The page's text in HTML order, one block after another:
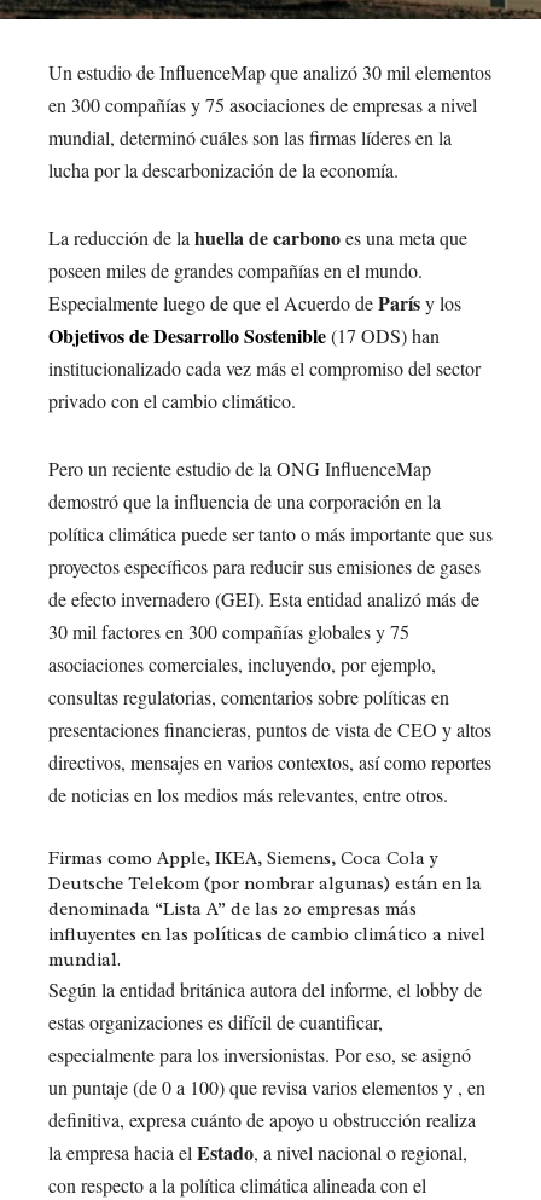
Un estudio de InfluenceMap que analizó 30 mil elementos
en 300 compañías y 75 asociaciones de empresas a nivel
mundial, determinó cuáles son las firmas líderes en la
lucha por la descarbonización de la economía.
La reducción de la huella de carbonoes una meta que
poseen miles de grandes compañías en el mundo.
Especialmente luego de que el Acuerdo deParísy los
Objetivos de Desarrollo Sostenible(17 ODS) han
institucionalizado cada vez más el compromiso del sector
privado con el cambio climático.
Pero un reciente estudio de la ONG InfluenceMap
demostró que la influencia de una corporación en la
política climática puede ser tanto o más importante que sus
proyectos específicos para reducir sus emisiones de gases
de efecto invernadero (GEI). Esta entidad analizó más de
30 mil factores en 300 compañías globales y 75
asociaciones comerciales, incluyendo, por ejemplo,
consultas regulatorias, comentarios sobre políticas en
presentaciones financieras, puntos de vista de CEO y altos
directivos, mensajes en varios contextos, así como reportes
de noticias en los medios más relevantes, entre otros.
Firmas como Apple, IKEA, Siemens, Coca Cola y
Deutsche Telekom (por nombrar algunas) están en la
denominada “Lista A” de las 20 empresas más
influyentes en las políticas de cambio climático a nivel
mundial.
Según la entidad británica autora del informe, el lobby de
estas organizaciones es difícil de cuantificar,
especialmente para los inversionistas. Por eso, se asignó
un puntaje (de 0 a 100) que revisa varios elementos y , en
definitiva, expresa cuánto de apoyo u obstrucción realiza
la empresa hacia elEstado, a nivel nacional o regional,
con respecto a la política climática alineada con el